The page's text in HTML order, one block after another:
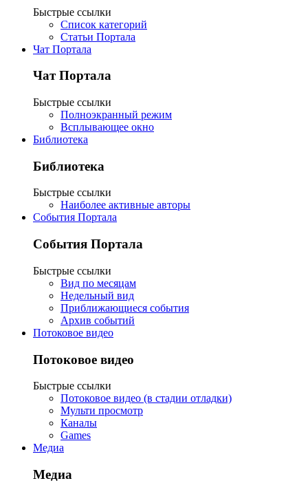
Быстрые ссылки
Список категорий
Статьи Портала
Чат Портала
Чат Портала
Быстрые ссылки
Полноэкранный режим
Всплывающее окно
Библиотека
Библиотека
Быстрые ссылки
Наиболее активные авторы
События Портала
События Портала
Быстрые ссылки
Вид по месяцам
Недельный вид
Приближающиеся события
Архив событий
Потоковое видео
Потоковое видео
Быстрые ссылки
Потоковое видео (в стадии отладки)
Мульти просмотр
Каналы
Games
Медиа
Медиа